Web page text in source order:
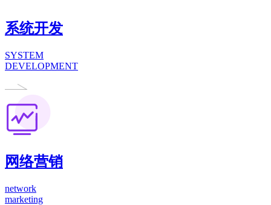
系统开发
SYSTEM
DEVELOPMENT
网络营销
network
marketing